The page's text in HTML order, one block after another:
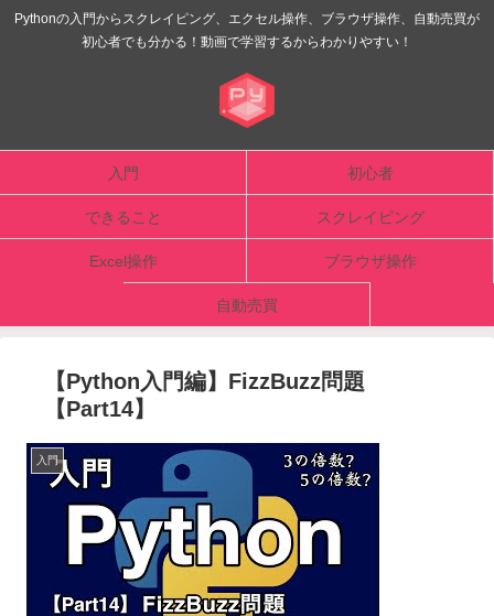
Pythonの入門からスクレイピング、エクセル操作、ブラウザ操作、自動売買が
初心者でも分かる！動画で学習するからわかりやすい！
入門 初心者
できること スクレイピング
Excel操作 ブラウザ操作
自動売買
【Python入門編】FizzBuzz問題
【Part14】
入門